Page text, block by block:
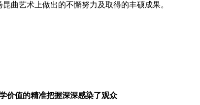
曲艺术上做出的不懈努力及取得的丰硕成果。
价值的精准把握深深感染了观众